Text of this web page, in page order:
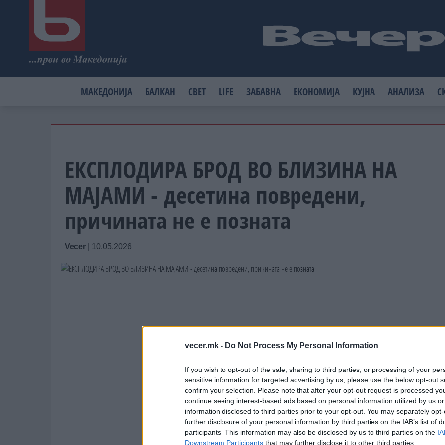
vecer.mk - Do Not Process My Personal Information
If you wish to opt-out of the sale, sharing to third parties, or processing of your
sensitive information for targeted advertising by us, please use the below opt-out
confirm your selection. Please note that after your opt-out request is processed
continue seeing interest-based ads based on personal information utilized by us
information disclosed to third parties prior to your opt-out. You may separately
further disclosure of your personal information by third parties on the IAB’s list of
participants. This information may also be disclosed by us to third parties on the
Downstream Participants that may further disclose it to other third parties.
МАКЕДОНИЈА БАЛКАН СВЕТ LIFE ЗАБАВНА ЕКОНОМИЈА КУЈНА АНАЛИЗА
ЕКСПЛОДИРА БРОД ВО БЛИЗИНА НА
МАЈАМИ - десетина повредени,
причината не е позната
Vecer 10.05.2026